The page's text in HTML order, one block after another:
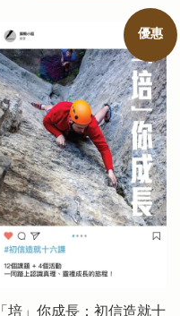
優惠
「培」你成長：初信造就十